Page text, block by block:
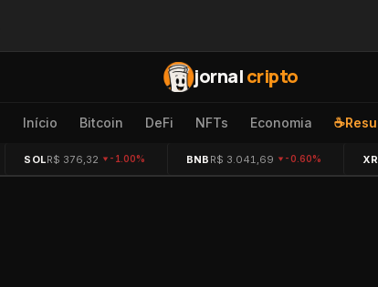
jornalcripto
Início Bitcoin DeFi NFTs Economia ☕
SOLR$ 376,32 -1.00% BNB R$ 3.041,69 -0.60%